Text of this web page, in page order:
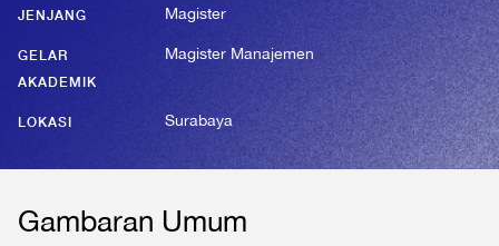
JENJANG Magister
GELAR
AKADEMIK
Magister Manajemen
LOKASI Surabaya
Gambaran Umum